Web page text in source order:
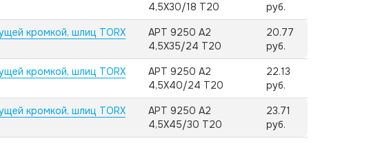
4,5X30/18 T20
руб.
кромкой, шлиц TORX
АРТ 9250 А2
4,5X35/24 T20
20.77
руб.
кромкой, шлиц TORX
АРТ 9250 А2
4,5X40/24 T20
22.13
руб.
кромкой, шлиц TORX
АРТ 9250 А2
4,5X45/30 T20
23.71
руб.